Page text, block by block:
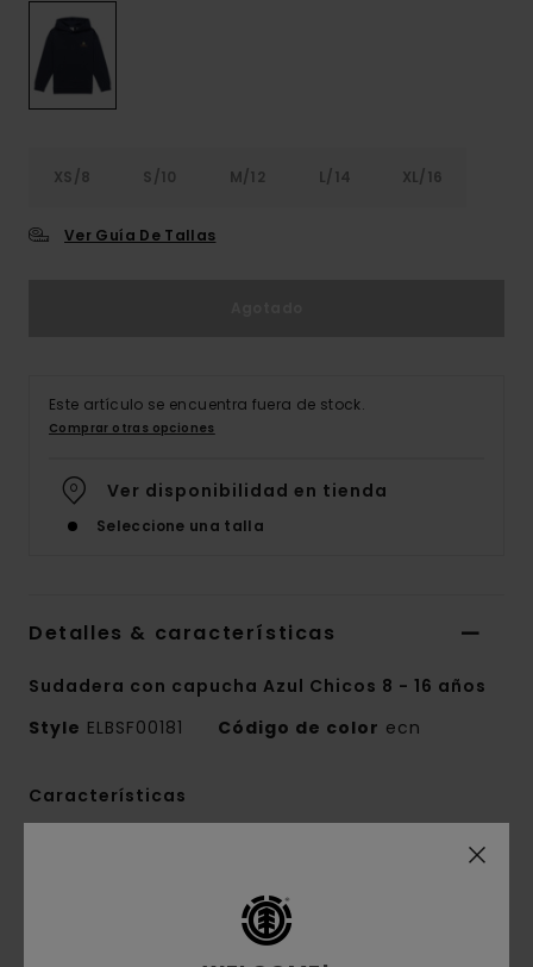
XS/8 S/10 M/12 L/14 XL/16
Ver Guía De Tallas
Este artículo se encuentra fuera de stock.
Comprar otras opciones
Ver disponibilidad en tienda
Seleccione una talla
Detalles & características
Sudadera con capucha Azul Chicos 8 - 16 años
Style ELBSF00181 Código de color ecn
Características
algodón, 30% algodón reciclado [320 g/m2]
Conscious by Nature:Algodón reciclado